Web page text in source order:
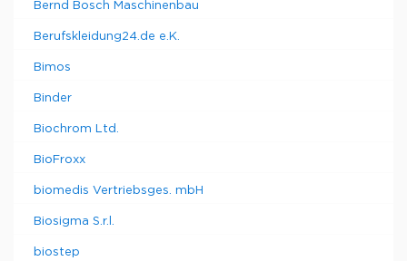
Bernd Bosch Maschinenbau
Berufskleidung24.de e.K.
Bimos
Binder
Biochrom Ltd.
BioFroxx
biomedis Vertriebsges. mbH
Biosigma S.r.l.
biostep